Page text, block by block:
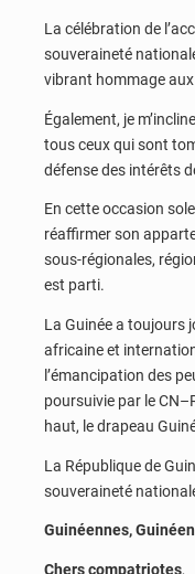
La célébration de
souveraineté
vibrant hommage
Également, je
tous ceux qui sont
défense des intérêts
En cette occasion
réaffirmer son
sous-régionales,
est parti.
La Guinée a toujours
africaine et
l’émancipation des
poursuivie par le
haut, le drapeau
La République de
souveraineté
Guinéennes,
Chers compatriotes,